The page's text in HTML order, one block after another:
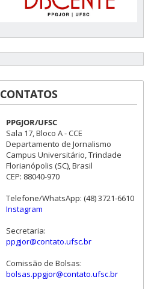
CONTATOS
PPGJOR/UFSC
Sala 17, Bloco A - CCE
Departamento de Jornalismo
Campus Universitário, Trindade
Florianópolis (SC), Brasil
CEP: 88040-970
Telefone/WhatsApp: (48) 3721-6610
Instagram
Secretaria:
ppgjor@contato.ufsc.br
Comissão de Bolsas:
bolsas.ppgjor@contato.ufsc.br